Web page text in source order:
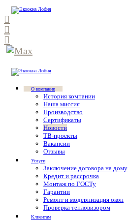
О компании
История компании
Наша миссия
Производство
Сертификаты
Новости
ТВ-проекты
Вакансии
Отзывы
Услуги
Заключение договора на дому
Кредит и рассрочка
Монтаж по ГОСТу
Гарантии
Ремонт и модернизация окон
Проверка тепловизором
Клиентам